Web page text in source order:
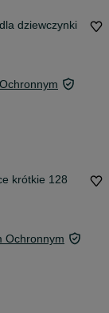
krótkie 128
Ochronnym